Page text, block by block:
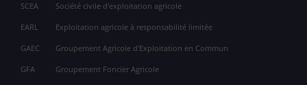
SCEA Société civile d'exploitation agricole
EARL Exploitation agricole à responsabilité limitée
GAEC Groupement Agricole d'Exploitation en Commun
GFA Groupement Foncier Agricole